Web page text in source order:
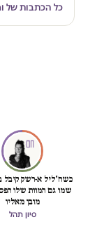
כל הכתבות של
כשח'ליל א-רשק קיבל
שמו גם המוות שלו
מובן מאליו
סיון תהל